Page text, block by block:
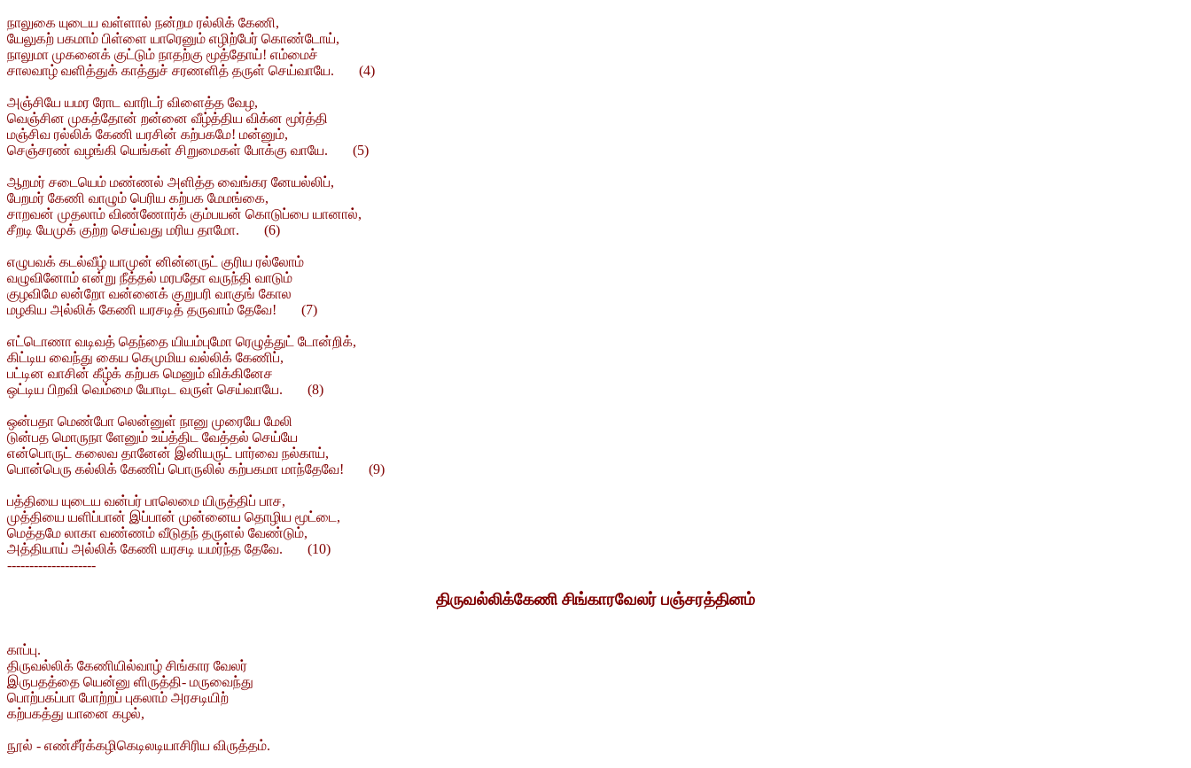
நாலுகை யுடைய வள்ளால் நன்றம ரல்லிக் கேணி,
யேலுகற் பகமாம் பிள்ளை யாரெனும் எழிற்பேர் கொண்டோய்,
நாலுமா முகனைக் குட்டும் நாதற்கு மூத்தோய்! எம்மைச்
சாலவாழ் வளித்துக் காத்துச் சரணளித் தருள் செய்வாயே. (4)
அஞ்சியே யமர ரோட வாரிடர் விளைத்த வேழ,
வெஞ்சின முகத்தோன் றன்னை வீழ்த்திய விக்ன மூர்த்தி
மஞ்சிவ ரல்லிக் கேணி யரசின் கற்பகமே! மன்னும்,
செஞ்சரண் வழங்கி யெங்கள் சிறுமைகள் போக்கு வாயே. (5)
ஆறமர் சடையெம் மண்ணல் அளித்த வைங்கர னேயல்லிப்,
பேறமர் கேணி வாழும் பெரிய கற்பக மேமங்கை,
சாறவன் முதலாம் விண்ணோர்க் கும்பயன் கொடுப்பை யானால்,
சீறடி யேமுக் குற்ற செய்வது மரிய தாமோ. (6)
எழுபவக் கடல்வீழ் யாமுன் னின்னருட் குரிய ரல்லோம்
வழுவினோம் என்று நீத்தல் மரபதோ வருந்தி வாடும்
குழவிமே லன்றோ வன்னைக் குறுபரி வாகுங் கோல
மழகிய அல்லிக் கேணி யரசடித் தருவாம் தேவே! (7)
எட்டொணா வடிவத் தெந்தை யியம்புமோ ரெழுத்துட் டோன்றிக்,
கிட்டிய வைந்து கைய கெமுமிய வல்லிக் கேணிப்,
பட்டின வாசின் கீழ்க் கற்பக மெனும் விக்கினேச
ஒட்டிய பிறவி வெம்மை யோடிட வருள் செய்வாயே. (8)
ஒன்பதா மெண்போ லென்னுள் நானு முரையே மேலி
டுன்பத மொருநா ளேனும் உய்த்திட வேத்தல் செய்யே
என்பொருட் கலைவ தானேன் இனியருட் பார்வை நல்காய்,
பொன்பெரு கல்லிக் கேணிப் பொருலில் கற்பகமா மாந்தேவே! (9)
பத்தியை யுடைய வன்பர் பாலெமை யிருத்திப் பாச,
முத்தியை யளிப்பான் இப்பான் முன்னைய தொழிய மூட்டை,
மெத்தமே லாகா வண்ணம் வீடுதந் தருளல் வேண்டும்,
அத்தியாய் அல்லிக் கேணி யரசடி யமர்ந்த தேவே. (10)
--------------------
திருவல்லிக்கேணி சிங்காரவேலர் பஞ்சரத்தினம்
காப்பு.
திருவல்லிக் கேணியில்வாழ் சிங்கார வேலர்
இருபதத்தை யென்னு ளிருத்தி- மருவைந்து
பொற்பகப்பா போற்றப் புகலாம் அரசடியிற்
கற்பகத்து யானை கழல்,
நூல் - எண்சீர்க்கழிகெடிலடியாசிரிய விருத்தம்.